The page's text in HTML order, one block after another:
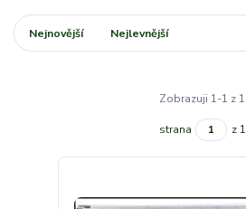
Nejnovější Nejlevnější
Zobrazuji 1-1 z 1
strana z 1